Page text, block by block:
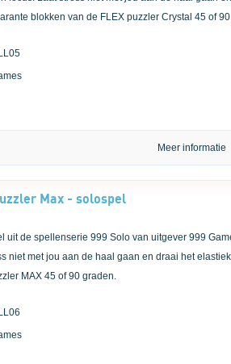
blokken van de FLEX puzzler Crystal 45 of
Meer informatie
Max - solospel
uit de spellenserie 999 Solo van uitgever 999
niet met jou aan de haal gaan en draai het
MAX 45 of 90 graden.